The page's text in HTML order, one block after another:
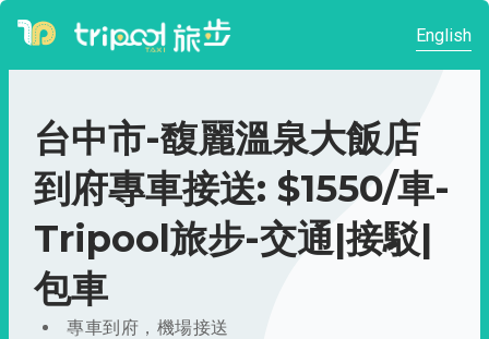
English
台中市-馥麗溫泉大飯店
到府專車接送: $1550/車-
Tripool旅步-交通|接駁|
包車
專車到府，機場接送